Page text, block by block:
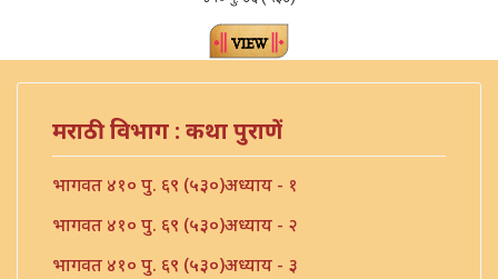
मराठी विभाग : कथा पुराणें
भागवत ४१० पु. ६९ (५३०)अध्याय - १
भागवत ४१० पु. ६९ (५३०)अध्याय - २
भागवत ४१० पु. ६९ (५३०)अध्याय - ३